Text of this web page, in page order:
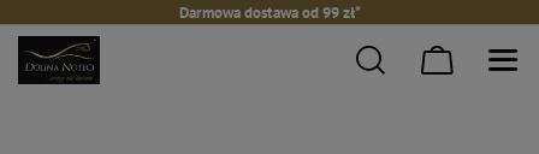
Darmowa dostawa od 99 zł*